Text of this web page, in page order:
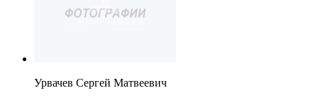
Урвачев Сергей Матвеевич